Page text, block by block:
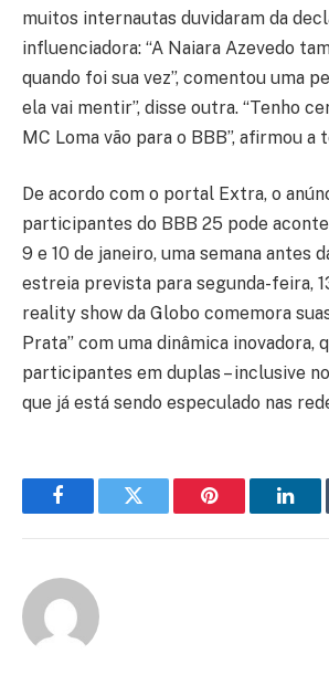
muitos internautas duvidaram da
influenciadora: “A Naiara Azevedo
quando foi sua vez”, comentou uma
ela vai mentir”, disse outra. “Tenho
MC Loma vão para o BBB”, afirmou a
De acordo com o portal Extra, o
participantes do BBB 25 pode
9 e 10 de janeiro, uma semana antes
estreia prevista para segunda-feira,
reality show da Globo comemora
Prata” com uma dinâmica inovadora,
participantes em duplas – inclusive
que já está sendo especulado nas
FacebookTwitter Pinterest